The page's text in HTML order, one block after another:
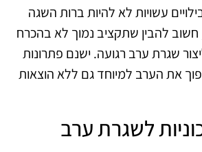
עשויות לא להיות ברות השגה
להבין שתקציב נמוך לא בהכרח
שגרת ערב רגועה. ישנם פתרונות
את הערב למיוחד גם ללא הוצאות
לשגרת ערב